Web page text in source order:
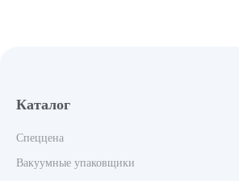
Каталог
Спеццена
Вакуумные упаковщики